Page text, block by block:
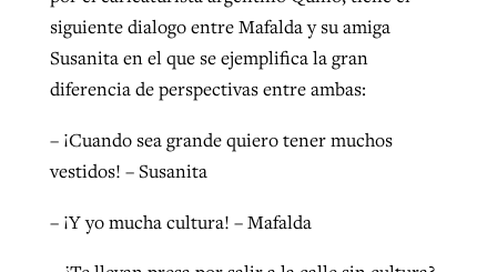
siguiente dialogo entre Mafalda y su amiga
Susanita en el que se ejemplifica la gran
diferencia de perspectivas entre ambas:
– ¡Cuando sea grande quiero tener muchos
vestidos! – Susanita
– ¡Y yo mucha cultura! – Mafalda
West Virginia church works to reclaim
its community
Karen L. Willoughby , posted
Post-COVID Perspective: Religious
liberty affirmed by courts during
areas, says Southeastern professor
Report shows growing challenges for
religious freedom around the world
ByFaith Pratt/Baptist Standard
READ MORE